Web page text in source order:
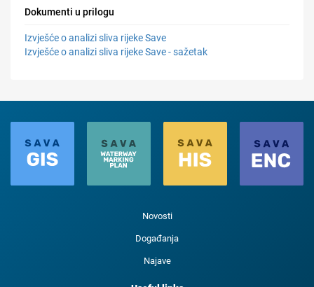
Dokumenti u prilogu
Izvješće o analizi sliva rijeke Save
Izvješće o analizi sliva rijeke Save - sažetak
Novosti
Događanja
Najave